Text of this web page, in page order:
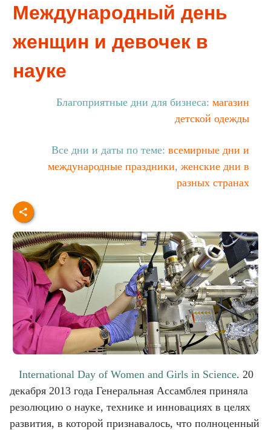
Международный день
женщин и девочек в
науке
Благоприятные дни для бизнеса: магазин
детской одежды
Все дни и даты по теме: всемирные дни и
международные праздники, женские дни в
разных странах
International Day of Women and Girls in Science. 20
декабря 2013 года Генеральная Ассамблея приняла
резолюцию о науке, технике и инновациях в целях
развития, в которой признавалось, что полноценный